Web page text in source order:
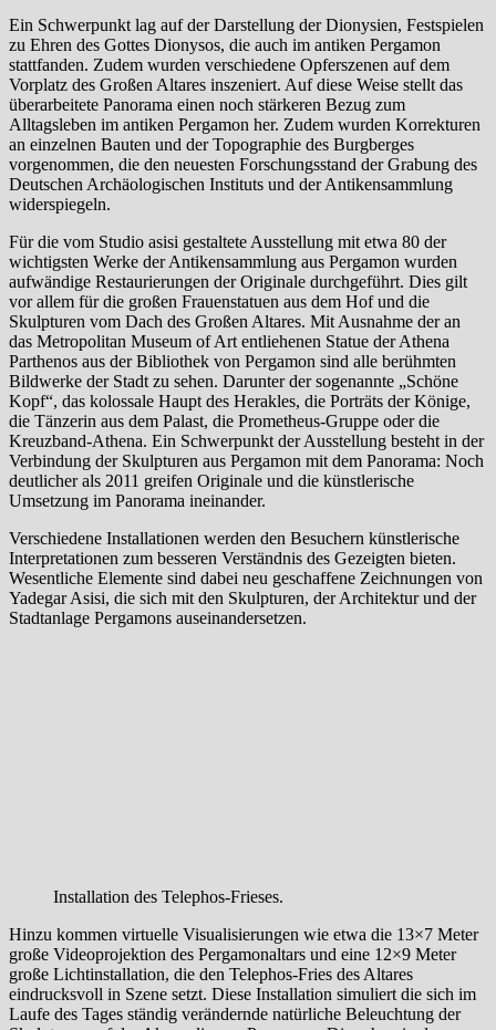
Ein Schwerpunkt lag auf der Darstellung der Dionysien, Festspielen
zu Ehren des Gottes Dionysos, die auch im antiken Pergamon
stattfanden. Zudem wurden verschiedene Opferszenen auf dem
Vorplatz des Großen Altares inszeniert. Auf diese Weise stellt das
überarbeitete Panorama einen noch stärkeren Bezug zum
Alltagsleben im antiken Pergamon her. Zudem wurden Korrekturen
an einzelnen Bauten und der Topographie des Burgberges
vorgenommen, die den neuesten Forschungsstand der Grabung des
Deutschen Archäologischen Instituts und der Antikensammlung
widerspiegeln.
Für die vom Studio asisi gestaltete Ausstellung mit etwa 80 der
wichtigsten Werke der Antikensammlung aus Pergamon wurden
aufwändige Restaurierungen der Originale durchgeführt. Dies gilt
vor allem für die großen Frauenstatuen aus dem Hof und die
Skulpturen vom Dach des Großen Altares. Mit Ausnahme der an
das Metropolitan Museum of Art entliehenen Statue der Athena
Parthenos aus der Bibliothek von Pergamon sind alle berühmten
Bildwerke der Stadt zu sehen. Darunter der sogenannte „Schöne
Kopf“, das kolossale Haupt des Herakles, die Porträts der Könige,
die Tänzerin aus dem Palast, die Prometheus-Gruppe oder die
Kreuzband-Athena. Ein Schwerpunkt der Ausstellung besteht in der
Verbindung der Skulpturen aus Pergamon mit dem Panorama: Noch
deutlicher als 2011 greifen Originale und die künstlerische
Umsetzung im Panorama ineinander.
Verschiedene Installationen werden den Besuchern künstlerische
Interpretationen zum besseren Verständnis des Gezeigten bieten.
Wesentliche Elemente sind dabei neu geschaffene Zeichnungen von
Yadegar Asisi, die sich mit den Skulpturen, der Architektur und der
Stadtanlage Pergamons auseinandersetzen.
Installation des Telephos-Frieses.
Hinzu kommen virtuelle Visualisierungen wie etwa die 13×7 Meter
große Videoprojektion des Pergamonaltars und eine 12×9 Meter
große Lichtinstallation, die den Telephos-Fries des Altares
eindrucksvoll in Szene setzt. Diese Installation simuliert die sich im
Laufe des Tages ständig verändernde natürliche Beleuchtung der